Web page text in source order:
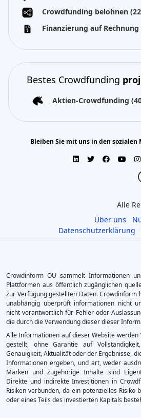
Crowdfunding belohnen
Finanzierung auf Rechnung
Bestes Crowdfunding
Aktien-Crowdfunding
Bleiben Sie mit uns in den sozialen
Alle
Über uns
Datenschutzerklärung
Crowdinform OU sammelt Informationen
Plattformen aus öffentlich zugänglichen
zur Verfügung gestellten Daten. Crowdinform
unabhängig überprüft informationen nicht
nicht verantwortlich für Fehler oder
die durch die Verwendung dieser dieser
Alle Informationen auf dieser Website
gestellt, ohne Garantie auf
Genauigkeit, Aktualität oder der Ergebnisse,
Informationen ergeben, und art, weder
Marken und zugehörige Inhalte sind
Direkte und indirekte Investitionen in
Risiken verbunden, da ein potenzielles Risiko
oder eines Teils des investierten Kapitals